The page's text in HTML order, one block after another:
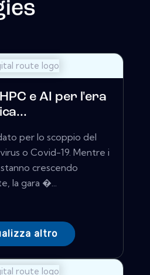
e AI per l'era
per lo scoppio del
o Covid-19. Mentre i
crescendo
la gara �...
altro